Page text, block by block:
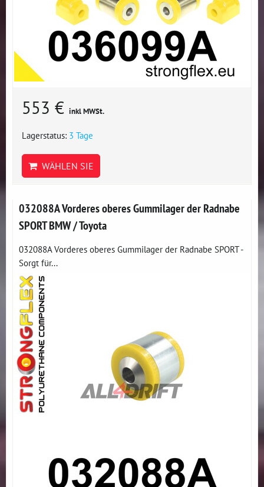
553 € inkl MWSt.
Lagerstatus: 3 Tage
WÄHLEN SIE
032088A Vorderes oberes Gummilager der Radnabe
SPORT BMW / Toyota
032088A Vorderes oberes Gummilager der Radnabe SPORT -
Sorgt für...